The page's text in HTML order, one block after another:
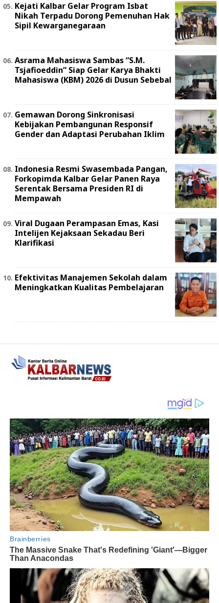
Kejati Kalbar Gelar Program Isbat
Nikah Terpadu Dorong Pemenuhan Hak
Sipil Kewarganegaraan
Asrama Mahasiswa Sambas “S.M.
Tsjafioeddin” Siap Gelar Karya Bhakti
Mahasiswa (KBM) 2026 di Dusun Sebebal
Gemawan Dorong Sinkronisasi
Kebijakan Pembangunan Responsif
Gender dan Adaptasi Perubahan Iklim
Indonesia Resmi Swasembada Pangan,
Forkopimda Kalbar Gelar Panen Raya
Serentak Bersama Presiden RI di
Mempawah
Viral Dugaan Perampasan Emas, Kasi
Intelijen Kejaksaan Sekadau Beri
Klarifikasi
Efektivitas Manajemen Sekolah dalam
Meningkatkan Kualitas Pembelajaran